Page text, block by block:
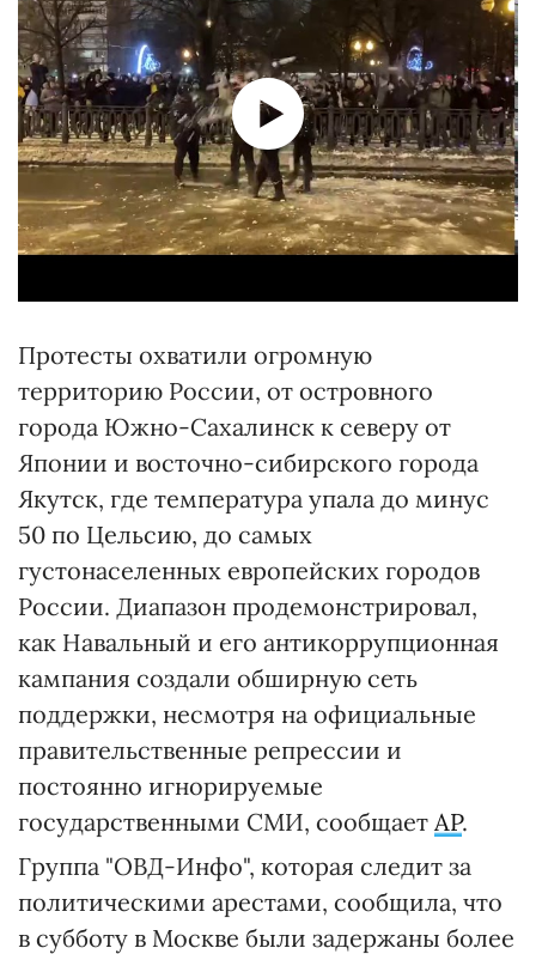
Протесты охватили огромную
территорию России, от островного
города Южно-Сахалинск к северу от
Японии и восточно-сибирского города
Якутск, где температура упала до минус
50 по Цельсию, до самых
густонаселенных европейских городов
России. Диапазон продемонстрировал,
как Навальный и его антикоррупционная
кампания создали обширную сеть
поддержки, несмотря на официальные
правительственные репрессии и
постоянно игнорируемые
государственными СМИ, сообщает AP.
Группа "ОВД-Инфо", которая следит за
политическими арестами, сообщила, что
в субботу в Москве были задержаны более